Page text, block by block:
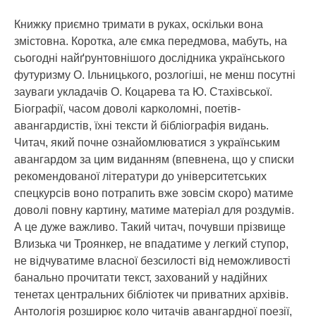
Книжку приємно тримати в руках, оскільки вона
змістовна. Коротка, але ємка передмова, мабуть, на
сьогодні найґрунтовнішого дослідника українського
футуризму О. Ільницького, розлогіші, не менш посутні
зауваги укладачів О. Коцарева та Ю. Стахівської.
Біографії, часом доволі карколомні, поетів-
авангардистів, їхні тексти й бібліографія видань.
Читач, який почне ознайомлюватися з українським
авангардом за цим виданням (впевнена, що у списки
рекомендованої літератури до університетських
спецкурсів воно потрапить вже зовсім скоро) матиме
доволі повну картину, матиме матеріал для роздумів.
А це дуже важливо. Такий читач, почувши прізвище
Влизька чи Троянкер, не впадатиме у легкий ступор,
не відчуватиме власної безсилості від неможливості
банально прочитати текст, захований у надійних
тенетах центральних бібліотек чи приватних архівів.
Антологія розширює коло читачів авангардної поезії,